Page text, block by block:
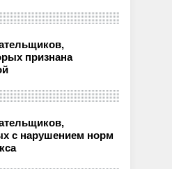
признана
с нарушением норм